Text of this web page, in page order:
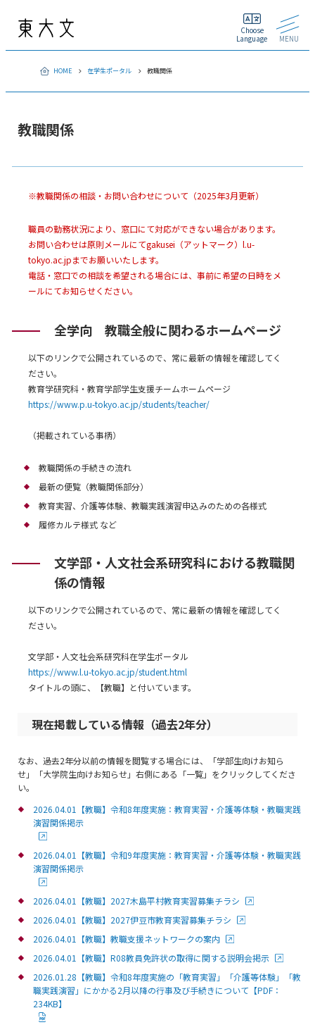
Choose
Language
MENU
HOME 在学生ポータル 教職関係
教職関係
※教職関係の相談・お問い合わせについて（2025年3月更新）
職員の勤務状況により、窓口にて対応ができない場合があります。
お問い合わせは原則メールにてgakusei（アットマーク）l.u-
tokyo.ac.jpまでお願いいたします。
電話・窓口での相談を希望される場合には、事前に希望の日時をメ
ールにてお知らせください。
全学向 教職全般に関わるホームページ
以下のリンクで公開されているので、常に最新の情報を確認してく
ださい。
教育学研究科・教育学部学生支援チームホームページ
https://www.p.u-tokyo.ac.jp/students/teacher/
（掲載されている事柄）
教職関係の手続きの流れ
最新の便覧（教職関係部分）
教育実習、介護等体験、教職実践演習申込みのための各様式
履修カルテ様式 など
文学部・人文社会系研究科における教職関
係の情報
以下のリンクで公開されているので、常に最新の情報を確認してく
ださい。
文学部・人文社会系研究科在学生ポータル
https://www.l.u-tokyo.ac.jp/student.html
タイトルの頭に、【教職】と付いています。
現在掲載している情報（過去2年分）
なお、過去2年分以前の情報を閲覧する場合には、「学部生向けお知ら
せ」「大学院生向けお知らせ」右側にある「一覧」をクリックしてくださ
い。
2026.04.01【教職】令和8年度実施：教育実習・介護等体験・教職実践
演習関係掲示
2026.04.01【教職】令和9年度実施：教育実習・介護等体験・教職実践
演習関係掲示
2026.04.01【教職】2027木島平村教育実習募集チラシ
2026.04.01【教職】2027伊豆市教育実習募集チラシ
2026.04.01【教職】教職支援ネットワークの案内
2026.04.01【教職】R08教員免許状の取得に関する説明会掲示
2026.01.28【教職】令和8年度実施の「教育実習」「介護等体験」「教
職実践演習」にかかる2月以降の行事及び手続きについて【PDF：
234KB】